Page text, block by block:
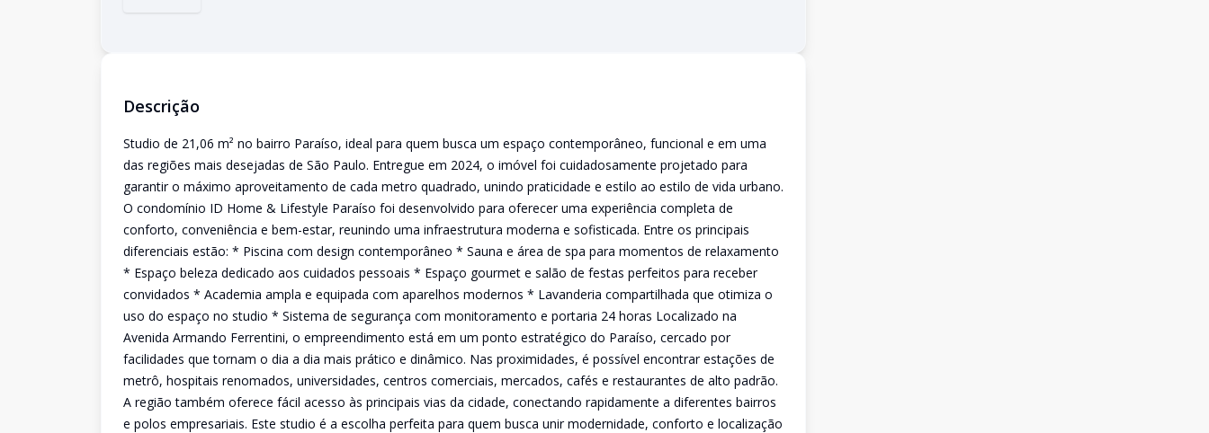
Descrição
Studio de 21,06 m² no bairro Paraíso, ideal para quem busca um espaço contemporâneo, funcional e em uma
das regiões mais desejadas de São Paulo. Entregue em 2024, o imóvel foi cuidadosamente projetado para
garantir o máximo aproveitamento de cada metro quadrado, unindo praticidade e estilo ao estilo de vida urbano.
O condomínio ID Home & Lifestyle Paraíso foi desenvolvido para oferecer uma experiência completa de
conforto, conveniência e bem-estar, reunindo uma infraestrutura moderna e sofisticada. Entre os principais
diferenciais estão: * Piscina com design contemporâneo * Sauna e área de spa para momentos de relaxamento
* Espaço beleza dedicado aos cuidados pessoais * Espaço gourmet e salão de festas perfeitos para receber
convidados * Academia ampla e equipada com aparelhos modernos * Lavanderia compartilhada que otimiza o
uso do espaço no studio * Sistema de segurança com monitoramento e portaria 24 horas Localizado na
Avenida Armando Ferrentini, o empreendimento está em um ponto estratégico do Paraíso, cercado por
facilidades que tornam o dia a dia mais prático e dinâmico. Nas proximidades, é possível encontrar estações de
metrô, hospitais renomados, universidades, centros comerciais, mercados, cafés e restaurantes de alto padrão.
A região também oferece fácil acesso às principais vias da cidade, conectando rapidamente a diferentes bairros
e polos empresariais. Este studio é a escolha perfeita para quem busca unir modernidade, conforto e localização